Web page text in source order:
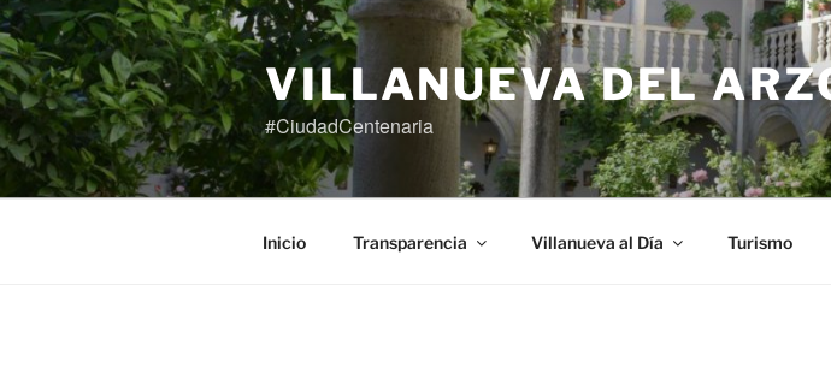
Saltar
al
contenido
VILLANUEVA DEL
#CiudadCentenaria
Inicio Transparencia Villanueva al Día Turismo